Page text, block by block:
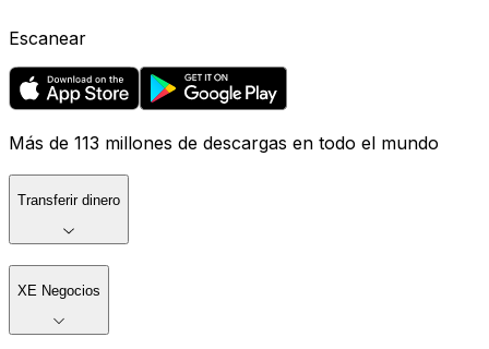
Escanear
Más de 113 millones de descargas en todo el mundo
Transferir dinero
XE Negocios